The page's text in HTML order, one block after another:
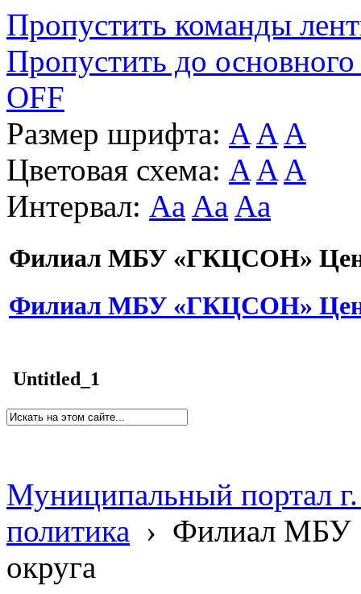
Пропустить команды
Пропустить до основного
OFF
Размер шрифта: A A A
Цветовая схема: A A A
Интервал: Aa Aa Aa
Филиал МБУ «ГКЦСОН»
Филиал МБУ «ГКЦСОН»
Untitled_1
Муниципальный портал
политика › Филиал МБУ
округа